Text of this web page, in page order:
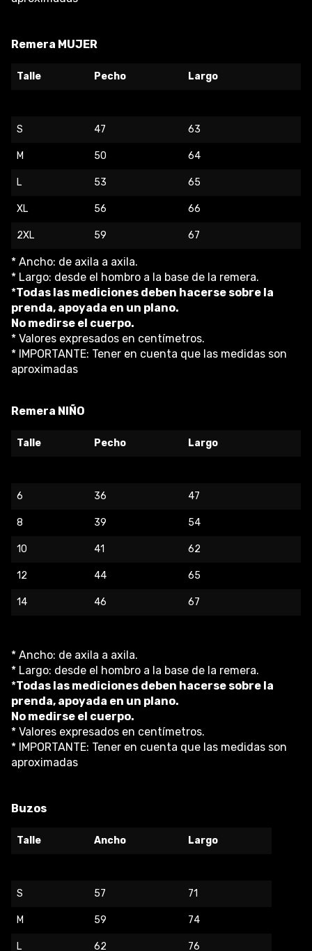
Remera MUJER
Talle Pecho Largo
S 47 63
M 50 64
L 53 65
XL 56 66
2XL 59 67
* Ancho: de axila a axila.
* Largo: desde el hombro a la base de la remera.
*Todas las mediciones deben hacerse sobre la
prenda, apoyada en un plano.
No medirse el cuerpo.
* Valores expresados en centímetros.
* IMPORTANTE: Tener en cuenta que las medidas son
aproximadas
Remera NIÑO
Talle Pecho Largo
6 36 47
8 39 54
10 41 62
12 44 65
14 46 67
* Ancho: de axila a axila.
* Largo: desde el hombro a la base de la remera.
*Todas las mediciones deben hacerse sobre la
prenda, apoyada en un plano.
No medirse el cuerpo.
* Valores expresados en centímetros.
* IMPORTANTE: Tener en cuenta que las medidas son
aproximadas
Buzos
Talle Ancho Largo
S 57 71
M 59 74
L 62 76